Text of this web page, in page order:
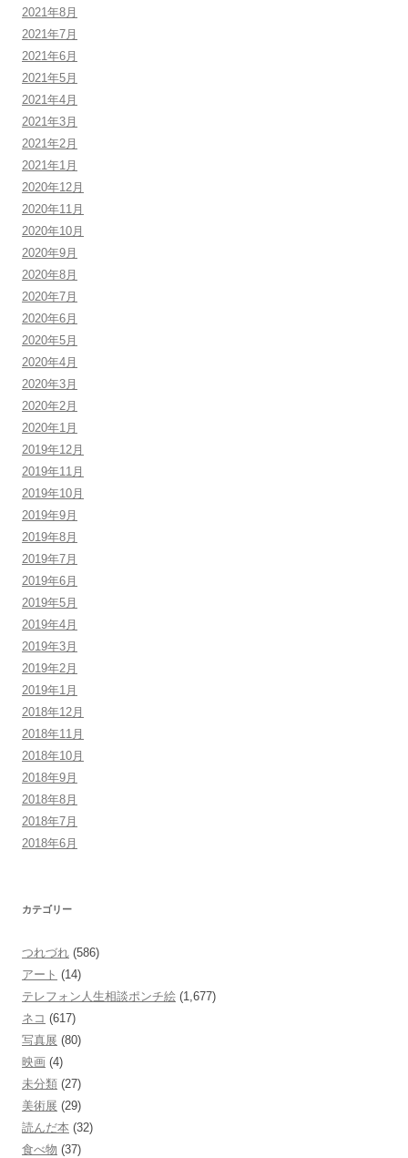
2021年8月
2021年7月
2021年6月
2021年5月
2021年4月
2021年3月
2021年2月
2021年1月
2020年12月
2020年11月
2020年10月
2020年9月
2020年8月
2020年7月
2020年6月
2020年5月
2020年4月
2020年3月
2020年2月
2020年1月
2019年12月
2019年11月
2019年10月
2019年9月
2019年8月
2019年7月
2019年6月
2019年5月
2019年4月
2019年3月
2019年2月
2019年1月
2018年12月
2018年11月
2018年10月
2018年9月
2018年8月
2018年7月
2018年6月
カテゴリー
つれづれ (586)
アート (14)
テレフォン人生相談ポンチ絵 (1,677)
ネコ (617)
写真展 (80)
映画 (4)
未分類 (27)
美術展 (29)
読んだ本 (32)
食べ物 (37)